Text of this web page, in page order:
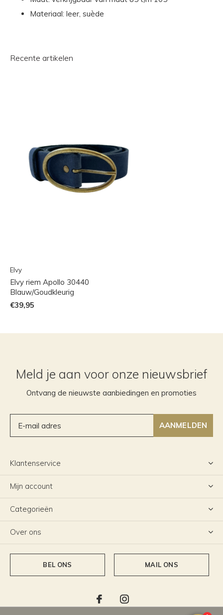
Materiaal: leer, suède
Recente artikelen
Elvy
Elvy riem Apollo 30440
Blauw/Goudkleurig
€39,95
Meld je aan voor onze nieuwsbrief
Ontvang de nieuwste aanbiedingen en promoties
AANMELDEN
Klantenservice
Mijn account
Categorieën
Over ons
BEL ONS MAIL ONS